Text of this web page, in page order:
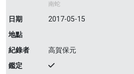
南蛇
日期
2017-05-15
地點
紀錄者
高賀保元
鑑定